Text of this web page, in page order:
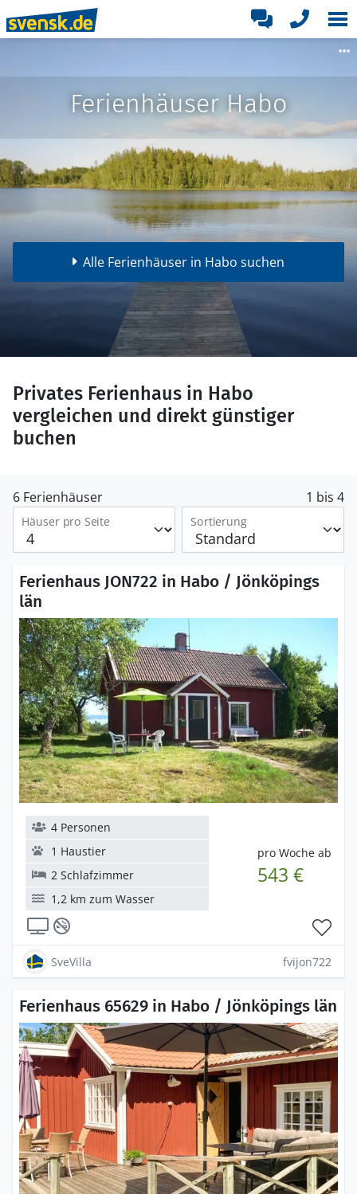
Ferienhäuser Habo
Alle Ferienhäuser in Habo suchen
Privates Ferienhaus in Habo
vergleichen und direkt günstiger
buchen
6 Ferienhäuser 1 bis 4
Häuser pro Seite Sortierung
Ferienhaus JON722 in Habo / Jönköpings
län
pro Woche ab
543 €
4 Personen
1 Haustier
2 Schlafzimmer
1,2 km zum Wasser
SveVilla fvijon722
Ferienhaus 65629 in Habo / Jönköpings län